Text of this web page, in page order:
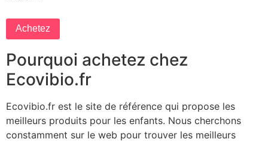
Achetez
Pourquoi achetez chez
Ecovibio.fr
Ecovibio.fr est le site de référence qui propose les
meilleurs produits pour les enfants. Nous cherchons
constamment sur le web pour trouver les meilleurs